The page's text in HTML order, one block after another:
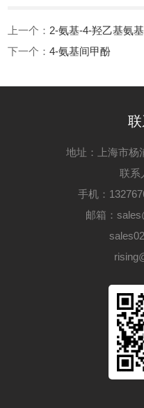
上一个： 2-氨基-4-羟乙基氨
下一个：4-氨基间甲酚
地址：上海市杨
联系
手机：
邮箱：